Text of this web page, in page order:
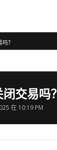
？
交易吗？
在 10:19 PM